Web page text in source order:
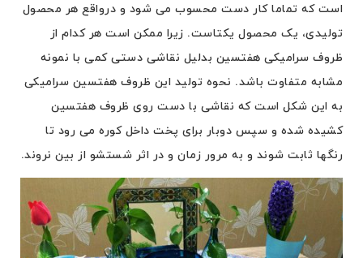
است که تماما کار دست محسوب می شود و درواقع هر محصول
تولیدی، یک محصول یکتاست. زیرا ممکن است هر کدام از
ظروف سرامیکی هفتسین بدلیل نقاشی دستی کمی با نمونه
مشابه متفاوت باشد. نحوه تولید این ظروف هفتسین سرامیکی
به این شکل است که نقاشی با دست روی ظروف هفتسین
کشیده شده و سپس دوبار برای پخت داخل کوره می رود تا
رنگها ثابت شوند و به مرور زمان و در اثر شستشو از بین نروند.